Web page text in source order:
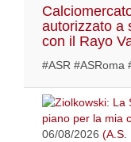
autorizzato a
con il Rayo
#ASR #ASRoma
06/08/2026 (A.S.